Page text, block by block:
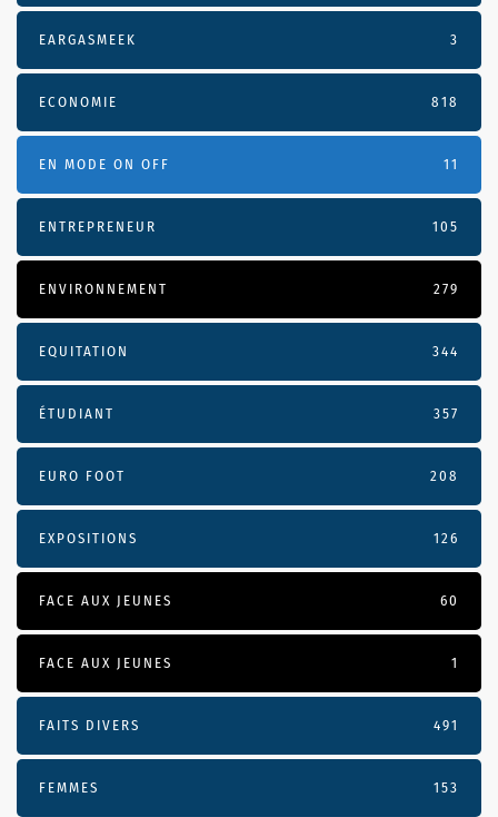
EARGASMEEK 3
ECONOMIE 818
EN MODE ON OFF 11
ENTREPRENEUR 105
ENVIRONNEMENT 279
EQUITATION 344
ÉTUDIANT 357
EURO FOOT 208
EXPOSITIONS 126
FACE AUX JEUNES 60
FACE AUX JEUNES 1
FAITS DIVERS 491
FEMMES 153